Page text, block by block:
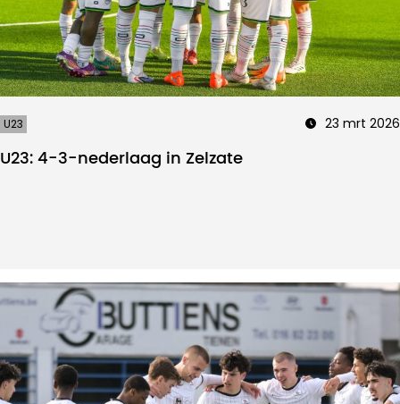
U23 23 mrt 2026
U23: 4-3-nederlaag in Zelzate